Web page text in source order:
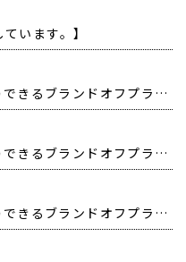
います。】
【最大90％OFF‼️奈良県で行列のできるブランドオフプライス POPUP開催❗️】
【最大90％OFF‼️東京都で行列のできるブランドオフプライス POPUP開催❗️】
【最大90％OFF‼️熊本県で行列のできるブランドオフプライス POPUP開催❗️】